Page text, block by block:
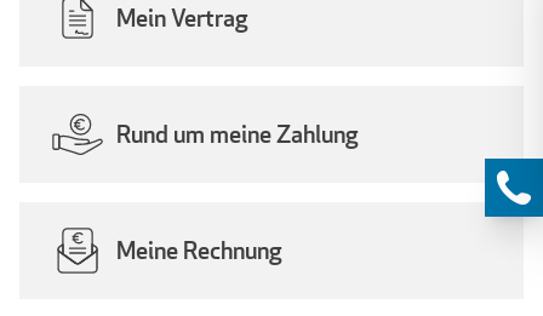
Mein Vertrag
Rund um meine Zahlung
Meine Rechnung